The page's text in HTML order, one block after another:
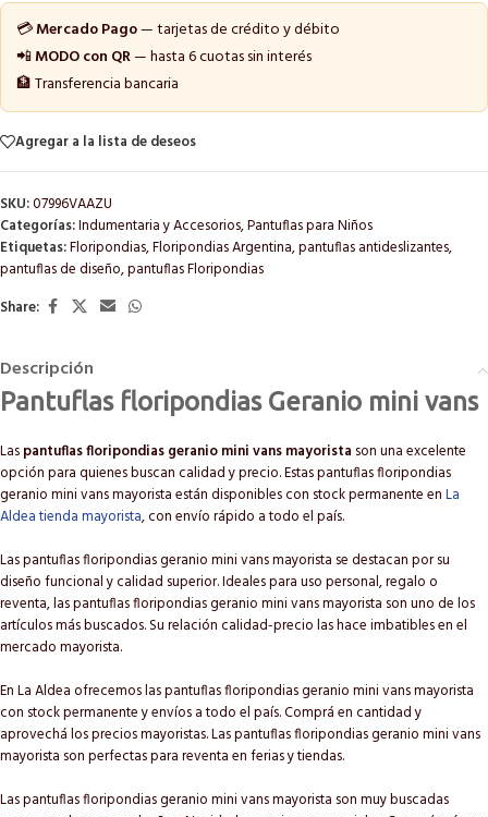
💳Mercado Pago— tarjetas de crédito y débito
📲MODO con QR— hasta 6 cuotas sin interés
🏦 Transferencia bancaria
Agregar a la lista de deseos
SKU:07996VAAZU
Categorías:Indumentaria y Accesorios,Pantuflas para Niños
Etiquetas:Floripondias,Floripondias Argentina,pantuflas antideslizantes,
pantuflas de diseño,pantuflas Floripondias
Share:
Descripción
Pantuflas floripondias Geranio mini vans
Laspantuflas floripondias geranio mini vans mayorista son una excelente
opción para quienes buscan calidad y precio. Estas pantuflas floripondias
geranio mini vans mayorista están disponibles con stock permanente enLa
Aldea tienda mayorista, con envío rápido a todo el país.
Las pantuflas floripondias geranio mini vans mayorista se destacan por su
diseño funcional y calidad superior. Ideales para uso personal, regalo o
reventa, las pantuflas floripondias geranio mini vans mayorista son uno de los
artículos más buscados. Su relación calidad-precio las hace imbatibles en el
mercado mayorista.
En La Aldea ofrecemos las pantuflas floripondias geranio mini vans mayorista
con stock permanente y envíos a todo el país. Comprá en cantidad y
aprovechá los precios mayoristas. Las pantuflas floripondias geranio mini vans
mayorista son perfectas para reventa en ferias y tiendas.
Las pantuflas floripondias geranio mini vans mayorista son muy buscadas